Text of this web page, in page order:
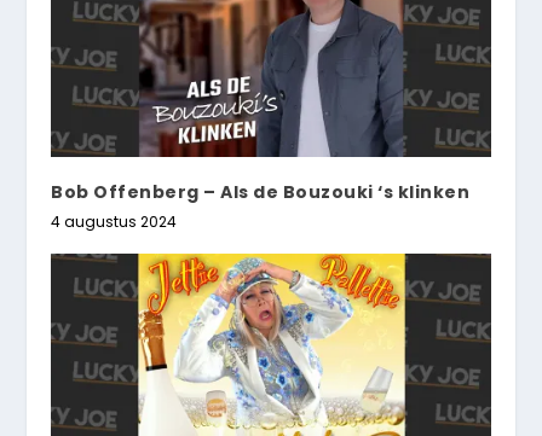
Bob Offenberg – Als de Bouzouki ‘s klinken
4 augustus 2024